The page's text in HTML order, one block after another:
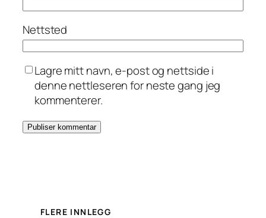
Nettsted
Lagre mitt navn, e-post og nettside i
denne nettleseren for neste gang jeg
kommenterer.
FLERE INNLEGG